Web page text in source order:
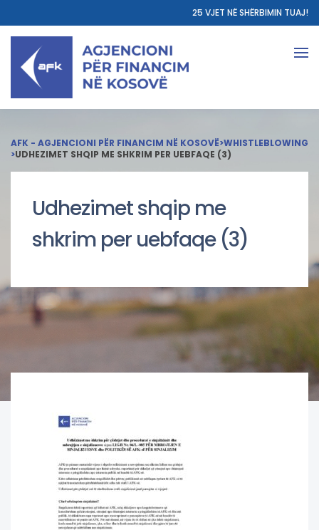
25 VJET NË SHËRBIMIN TUAJ!
AFK - AGJENCIONI PËR FINANCIM NË KOSOVË>WHISTLEBLOWING
>UDHEZIMET SHQIP ME SHKRIM PER UEBFAQE (3)
Udhezimet shqip me
shkrim per uebfaqe (3)